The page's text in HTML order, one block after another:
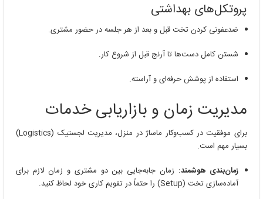
پروتکل‌های بهداشتی
ضدعفونی کردن تخت قبل و بعد از هر جلسه در حضور مشتری.
شستن کامل دست‌ها تا آرنج قبل از شروع کار.
استفاده از پوشش حرفه‌ای و آراسته.
مدیریت زمان و بازاریابی خدمات
برای موفقیت در کسب‌وکار ماساژ در منزل، مدیریت لجستیک (Logistics)
بسیار مهم است.
زمان‌بندی هوشمند: زمان جابه‌جایی بین دو مشتری و زمان لازم برای
آماده‌سازی تخت (Setup) را حتماً در تقویم کاری خود لحاظ کنید.